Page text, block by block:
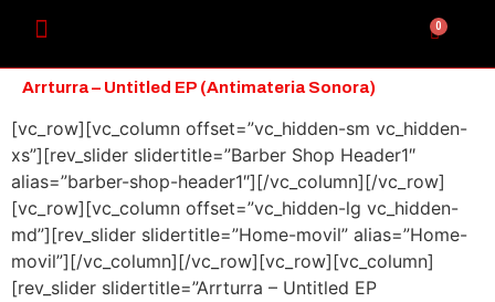
0
Arrturra – Untitled EP (Antimateria Sonora)
[vc_row][vc_column offset=”vc_hidden-sm vc_hidden-
xs”][rev_slider slidertitle=”Barber Shop Header1″
alias=”barber-shop-header1″][/vc_column][/vc_row]
[vc_row][vc_column offset=”vc_hidden-lg vc_hidden-
md”][rev_slider slidertitle=”Home-movil” alias=”Home-
movil”][/vc_column][/vc_row][vc_row][vc_column]
[rev_slider slidertitle=”Arrturra – Untitled EP